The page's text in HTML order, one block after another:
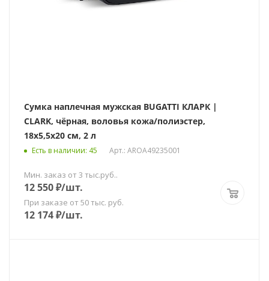
Сумка наплечная мужская BUGATTI КЛАРК |
CLARK, чёрная, воловья кожа/полиэстер,
18х5,5х20 см, 2 л
Есть в наличии: 45 Арт.: AROA49235001
Мин. заказ от 3 тыс.руб..
12 550₽/шт.
При заказе от 50 тыс. руб.
12 174₽/шт.